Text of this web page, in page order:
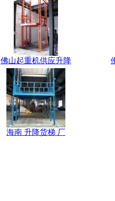
佛山起重机供应升降
海南 升降货梯 厂